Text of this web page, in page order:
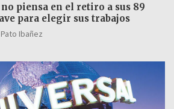
piensa en el retiro a sus 89
para elegir sus trabajos
Pato Ibañez